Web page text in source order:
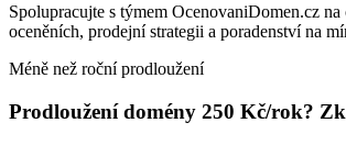
Spolupracujte s týmem OcenovaniDomen.cz
oceněních, prodejní strategii a poradenství na
Méně než roční prodloužení
Prodloužení domény 250 Kč/rok?